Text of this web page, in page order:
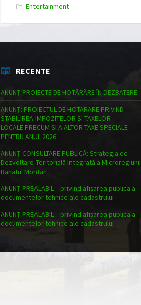
Entertainment
RECENTE
ANUNȚ PROIECTE DE HOTĂRÂRE ÎN DEZBATERE
ANUNȚ: PROIECTUL DE HOTARARE PRIVIND
STABILIREA IMPOZITELOR SI TAXELOR
LOCALE PRECUM SI A ALTOR TAXE SPECIALE
PENTRU ANUL 2026
ANUNȚ CONSULTARE PUBLICĂ: Strategia de
Dezvoltare Teritorială Integrată a Microregiunii
Banatul Montan
ANUNȚ PREALABIL – privind afișarea publica a
documentelor tehnice ale cadastrului
ANUNȚ PREALABIL – privind afișarea publica a
documentelor tehnice ale cadastrului